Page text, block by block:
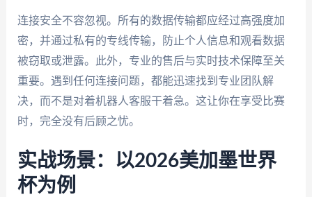
连接安全不容忽视。所有的数据传输都应经过高强度加
密，并通过私有的专线传输，防止个人信息和观看数据
被窃取或泄露。此外，专业的售后与实时技术保障至关
重要。遇到任何连接问题，都能迅速找到专业团队解
决，而不是对着机器人客服干着急。这让你在享受比赛
时，完全没有后顾之忧。
实战场景：以2026美加墨世界
杯为例